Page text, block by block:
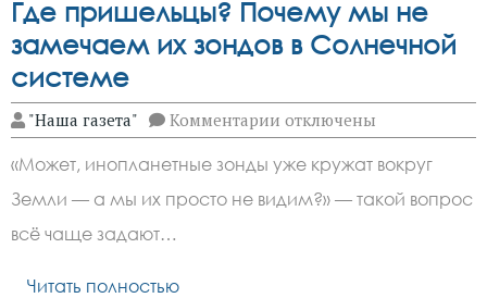
Где пришельцы? Почему мы не
замечаем их зондов в Солнечной
системе
"Наша газета" Комментарии к
записи
пришельцы?
Почему
мы
отключены
«Может, инопланетные зонды уже кружат вокруг
Земли — а мы их просто не видим?» — такой вопрос
всё чаще задают…
Читать полностью